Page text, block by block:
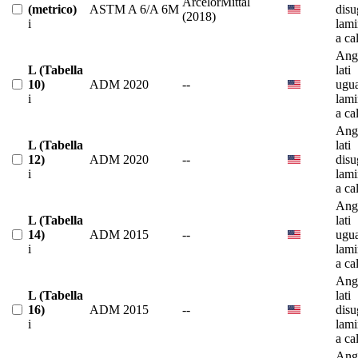
(metrico)
i
ASTM A 6/A 6M
(2018)
a
L (Tabella
10)
i
ADM 2020 --
lati
a
L (Tabella
12)
i
ADM 2020 --
lati
a
L (Tabella
14)
i
ADM 2015 --
lati
a
L (Tabella
16)
i
ADM 2015 --
lati
a